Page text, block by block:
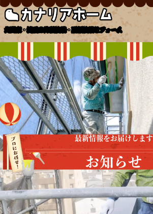
北関東・埼玉の外壁塗装・屋根塗装リフォーム
最新情報をお届けします
お知らせ